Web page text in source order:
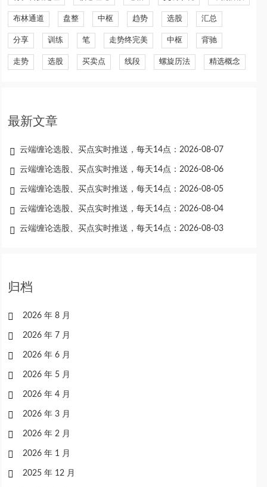
布林通道 盘整 中枢 趋势 选股 汇总
分享 训练 笔 走势终完美 中枢 背驰
走势 选股 买卖点 线段 螺旋历法 精选概念
最新文章
云端缠论选股、买点实时推送，每天14点：2026-08-07
云端缠论选股、买点实时推送，每天14点：2026-08-06
云端缠论选股、买点实时推送，每天14点：2026-08-05
云端缠论选股、买点实时推送，每天14点：2026-08-04
云端缠论选股、买点实时推送，每天14点：2026-08-03
归档
2026 年 8 月
2026 年 7 月
2026 年 6 月
2026 年 5 月
2026 年 4 月
2026 年 3 月
2026 年 2 月
2026 年 1 月
2025 年 12 月